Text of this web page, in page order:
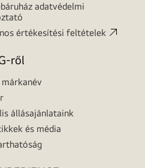
adatvédelmi
értékesítési feltételek
ről
márkanév
állásajánlataink
és média